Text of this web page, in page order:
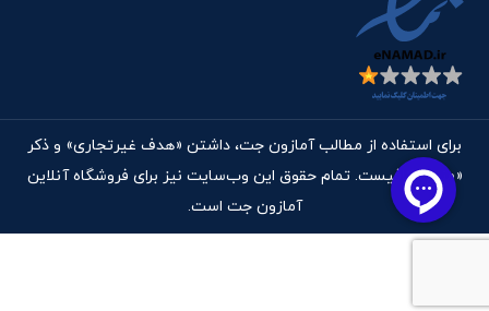
برای استفاده از مطالب آمازون جت، داشتن «هدف غیرتجاری» و ذکر
«منبع» کافیست. تمام حقوق اين وب‌سايت نیز برای فروشگاه آنلاین
آمازون جت است.